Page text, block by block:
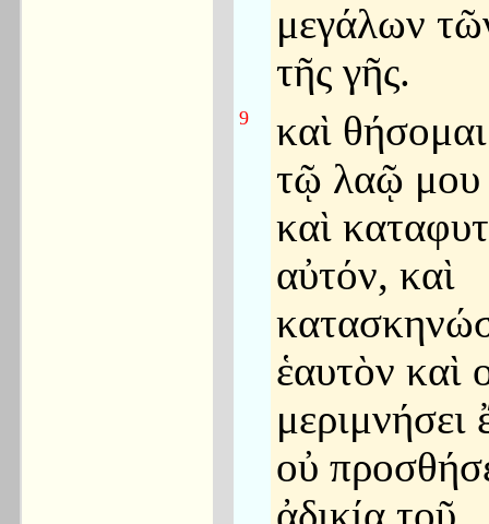
μεγάλων
τῆς γῆς.
9
καὶ
τῷ λαῷ μου
καὶ
αὐτόν, καὶ
ἑαυτὸν καὶ
μεριμνήσει
οὐ